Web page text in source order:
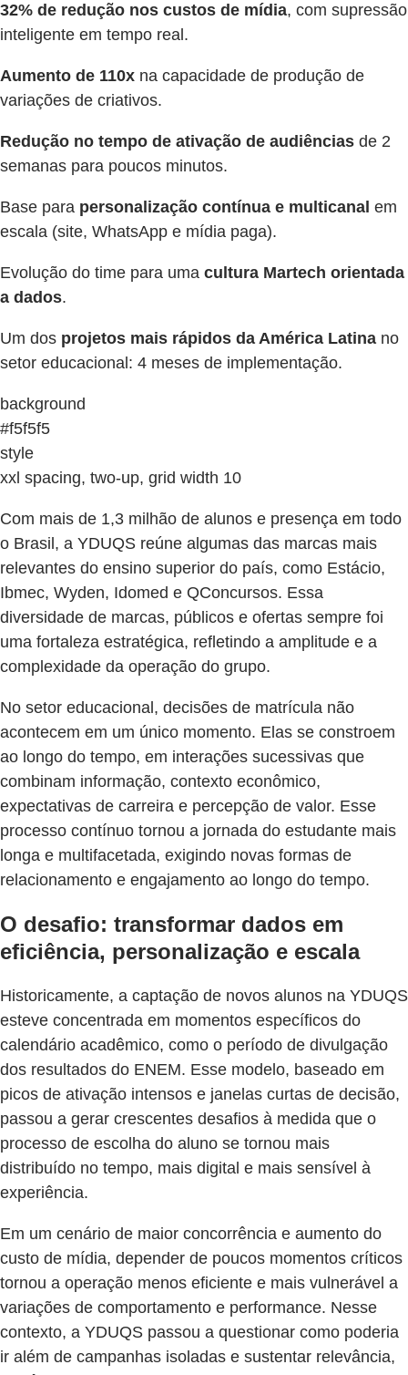
32% de redução nos custos de mídia, com supressão
inteligente em tempo real.
Aumento de 110x na capacidade de produção de
variações de criativos.
Redução no tempo de ativação de audiências de 2
semanas para poucos minutos.
Base para personalização contínua e multicanal em
escala (site, WhatsApp e mídia paga).
Evolução do time para uma cultura Martech orientada
a dados.
Um dos projetos mais rápidos da América Latina no
setor educacional: 4 meses de implementação.
background
#f5f5f5
style
xxl spacing, two-up, grid width 10
Com mais de 1,3 milhão de alunos e presença em todo
o Brasil, a YDUQS reúne algumas das marcas mais
relevantes do ensino superior do país, como Estácio,
Ibmec, Wyden, Idomed e QConcursos. Essa
diversidade de marcas, públicos e ofertas sempre foi
uma fortaleza estratégica, refletindo a amplitude e a
complexidade da operação do grupo.
No setor educacional, decisões de matrícula não
acontecem em um único momento. Elas se constroem
ao longo do tempo, em interações sucessivas que
combinam informação, contexto econômico,
expectativas de carreira e percepção de valor. Esse
processo contínuo tornou a jornada do estudante mais
longa e multifacetada, exigindo novas formas de
relacionamento e engajamento ao longo do tempo.
O desafio: transformar dados em
eficiência, personalização e escala
Historicamente, a captação de novos alunos na YDUQS
esteve concentrada em momentos específicos do
calendário acadêmico, como o período de divulgação
dos resultados do ENEM. Esse modelo, baseado em
picos de ativação intensos e janelas curtas de decisão,
passou a gerar crescentes desafios à medida que o
processo de escolha do aluno se tornou mais
distribuído no tempo, mais digital e mais sensível à
experiência.
Em um cenário de maior concorrência e aumento do
custo de mídia, depender de poucos momentos críticos
tornou a operação menos eficiente e mais vulnerável a
variações de comportamento e performance. Nesse
contexto, a YDUQS passou a questionar como poderia
ir além de campanhas isoladas e sustentar relevância,